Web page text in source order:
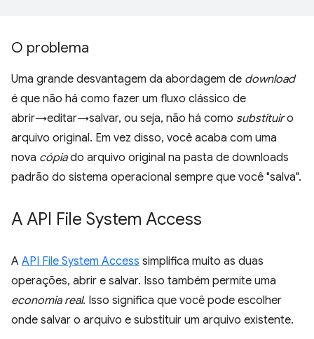
O problema
Uma grande desvantagem da abordagem de download
é que não há como fazer um fluxo clássico de
abrir→editar→salvar, ou seja, não há como substituiro
arquivo original. Em vez disso, você acaba com uma
nova cópiado arquivo original na pasta de downloads
padrão do sistema operacional sempre que você "salva".
A API File System Access
A API File System Access simplifica muito as duas
operações, abrir e salvar. Isso também permite uma
economia real. Isso significa que você pode escolher
onde salvar o arquivo e substituir um arquivo existente.